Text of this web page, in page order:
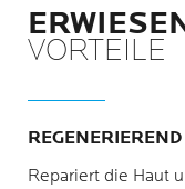
VORTEILE
REGENERIEREND
Repariert die Haut